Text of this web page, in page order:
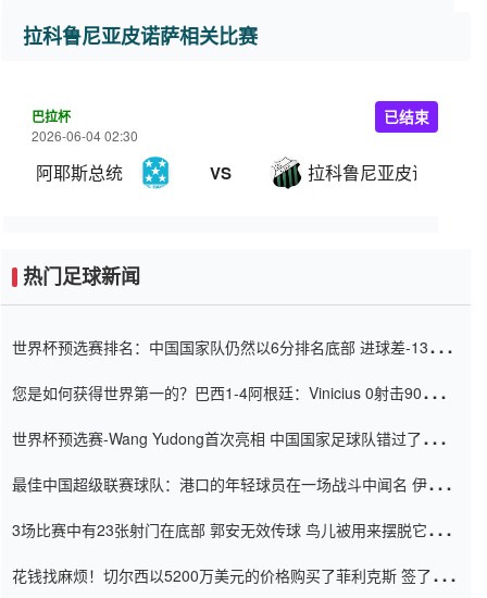
拉科鲁尼亚皮诺萨相关比赛
巴拉杯
2026-06-04 02:30
阿耶斯总统 VS 拉科鲁尼亚皮诺萨
已结束
热门足球新闻
世界杯预选赛排名：中国国家队仍然以6分排名底部 进球差-13令人
您是如何获得世界第一的？巴西1-4阿根廷：Vinicius 0射击90分钟
世界杯预选赛-Wang Yudong首次亮相 中国国家足球队错过了世界
最佳中国超级联赛球队：港口的年轻球员在一场战斗中闻名 伊万放
3场比赛中有23张射门在底部 郭安无效传球 鸟儿被用来摆脱它
花钱找麻烦！切尔西以5200万美元的价格购买了菲利克斯 签了7年